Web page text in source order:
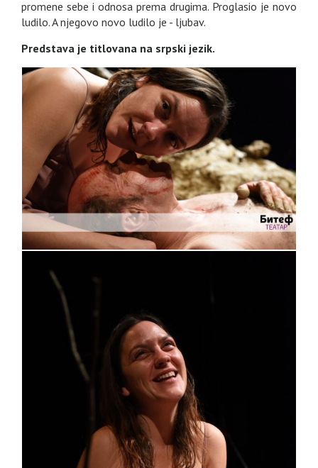
promene sebe i odnosa prema drugima. Proglasio je novo
ludilo. A njegovo novo ludilo je - ljubav.
Predstava je titlovana na srpski jezik.
GALERIJA